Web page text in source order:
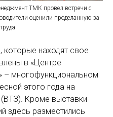
ТМК провел встречи с
оценили проделанную за
которые находят свое
в «Центре
– многофункциональном
этого года на
Кроме выставки
здесь разместились